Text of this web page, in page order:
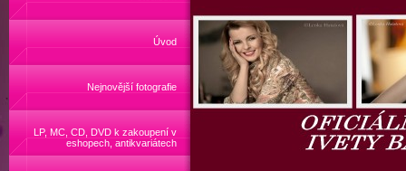
Úvod
Nejnovější fotografie
LP, MC, CD, DVD k zakoupení v
eshopech, antikvariátech